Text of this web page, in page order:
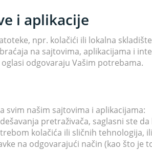
i aplikacije
npr. kolačići ili lokalna
na sajtovima, aplikacijama i
odgovaraju Vašim potrebama.
svim našim sajtovima i aplikacijama:
pretraživača, saglasni ste
kolačića ili sličnih tehnologija,
na odgovarajući način (kao što je